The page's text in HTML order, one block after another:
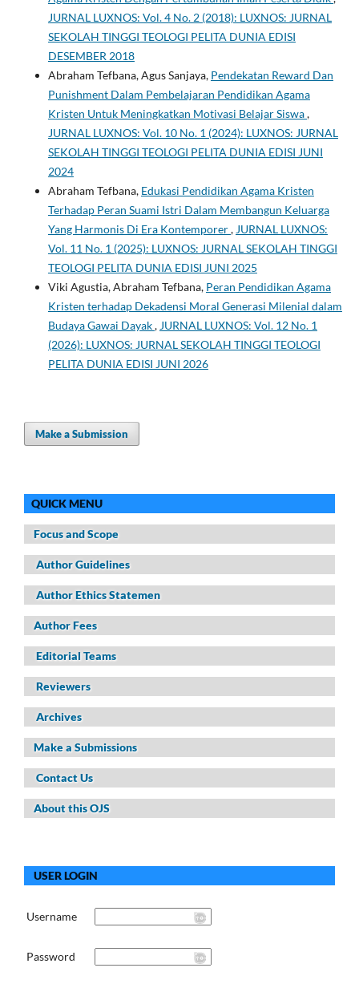
JURNAL LUXNOS: Vol. 4 No. 2 (2018): LUXNOS: JURNAL
SEKOLAH TINGGI TEOLOGI PELITA DUNIA EDISI
DESEMBER 2018
Abraham Tefbana, Agus Sanjaya, Pendekatan Reward Dan
Punishment Dalam Pembelajaran Pendidikan Agama
Kristen Untuk Meningkatkan Motivasi Belajar Siswa,
JURNAL LUXNOS: Vol. 10 No. 1 (2024): LUXNOS: JURNAL
SEKOLAH TINGGI TEOLOGI PELITA DUNIA EDISI JUNI
2024
Abraham Tefbana, Edukasi Pendidikan Agama Kristen
Terhadap Peran Suami Istri Dalam Membangun Keluarga
Yang Harmonis Di Era Kontemporer, JURNAL LUXNOS:
Vol. 11 No. 1 (2025): LUXNOS: JURNAL SEKOLAH TINGGI
TEOLOGI PELITA DUNIA EDISI JUNI 2025
Viki Agustia, Abraham Tefbana, Peran Pendidikan Agama
Kristen terhadap Dekadensi Moral Generasi Milenial dalam
Budaya Gawai Dayak, JURNAL LUXNOS: Vol. 12 No. 1
(2026): LUXNOS: JURNAL SEKOLAH TINGGI TEOLOGI
PELITA DUNIA EDISI JUNI 2026
Make a Submission
QUICK MENU
Focus and Scope
Author Guidelines
Author Ethics Statemen
Author Fees
Editorial Teams
Reviewers
Archives
Make a Submissions
Contact Us
About this OJS
USER LOGIN
Username
Password